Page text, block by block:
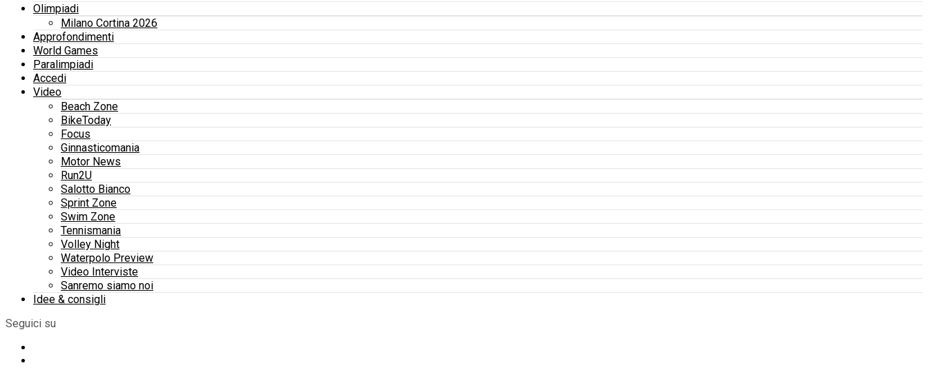
Olimpiadi
Milano Cortina 2026
Approfondimenti
World Games
Paralimpiadi
Accedi
Video
Beach Zone
BikeToday
Focus
Ginnasticomania
Motor News
Run2U
Salotto Bianco
Sprint Zone
Swim Zone
Tennismania
Volley Night
Waterpolo Preview
Video Interviste
Sanremo siamo noi
Idee & consigli
Seguici su